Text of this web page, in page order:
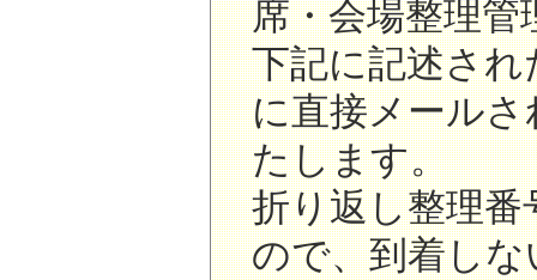
席・会場整理
下記に記述さ
に直接メール
たします。
折り返し整理
ので、到着し